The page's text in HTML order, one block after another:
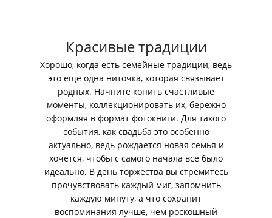
Красивые традиции
Хорошо, когда есть семейные традиции, ведь
это еще одна ниточка, которая связывает
родных. Начните копить счастливые
моменты, коллекционировать их, бережно
оформляя в формат фотокниги. Для такого
события, как свадьба это особенно
актуально, ведь рождается новая семья и
хочется, чтобы с самого начала все было
идеально. В день торжества вы стремитесь
прочувствовать каждый миг, запомнить
каждую минуту, а что сохранит
воспоминания лучше, чем роскошный